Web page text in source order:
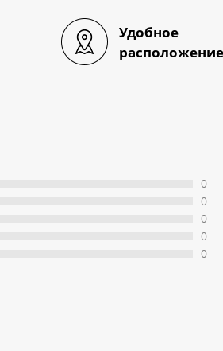
Удобное
расположение
0
0
0
0
0